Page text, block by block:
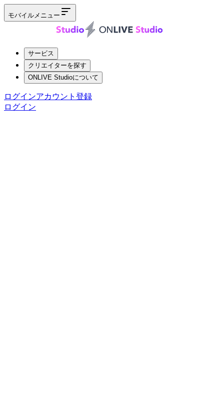
モバイルメニュー
サービス
クリエイターを探す
ONLIVE Studioについて
ログインアカウント登録
ログイン